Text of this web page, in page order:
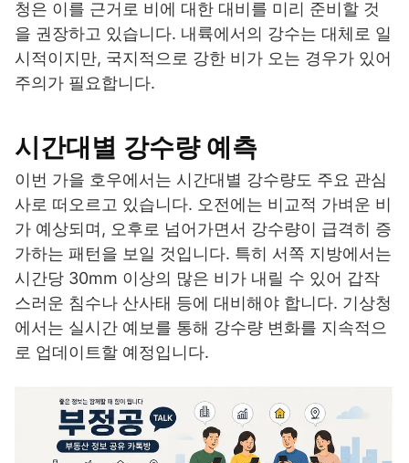
청은 이를 근거로 비에 대한 대비를 미리 준비할 것
을 권장하고 있습니다. 내륙에서의 강수는 대체로 일
시적이지만, 국지적으로 강한 비가 오는 경우가 있어
주의가 필요합니다.
시간대별 강수량 예측
이번 가을 호우에서는 시간대별 강수량도 주요 관심
사로 떠오르고 있습니다. 오전에는 비교적 가벼운 비
가 예상되며, 오후로 넘어가면서 강수량이 급격히 증
가하는 패턴을 보일 것입니다. 특히 서쪽 지방에서는
시간당 30mm 이상의 많은 비가 내릴 수 있어 갑작
스러운 침수나 산사태 등에 대비해야 합니다. 기상청
에서는 실시간 예보를 통해 강수량 변화를 지속적으
로 업데이트할 예정입니다.